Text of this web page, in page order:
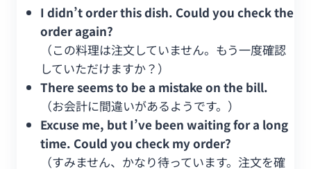
I didn’t order this dish. Could you check the
order again?
（この料理は注文していません。もう一度確認
していただけますか？）
There seems to be a mistake on the bill.
（お会計に間違いがあるようです。）
Excuse me, but I’ve been waiting for a long
time. Could you check my order?
（すみません、かなり待っています。注文を確